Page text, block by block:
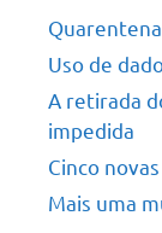
Uso de
A retirada
impedida
Cinco
Mais uma